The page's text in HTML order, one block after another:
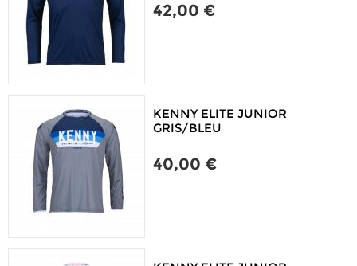
42,00 €
KENNY ELITE JUNIOR
GRIS/BLEU
40,00 €